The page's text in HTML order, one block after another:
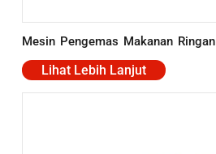
Mesin Pengemas Makanan Ringan
Lihat Lebih Lanjut